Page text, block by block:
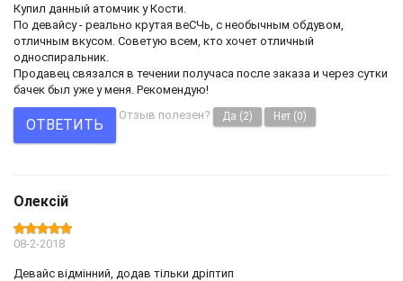
Купил данный атомчик у Кости.
По девайсу - реально крутая веСЧь, с необычным обдувом,
отличным вкусом. Советую всем, кто хочет отличный
односпиральник.
Продавец связался в течении получаса после заказа и через сутки
бачек был уже у меня. Рекомендую!
ОТВЕТИТЬ
Отзыв полезен? Да (2) Нет (0)
Олексій
08-2-2018
Девайс відмінний, додав тільки дріптип